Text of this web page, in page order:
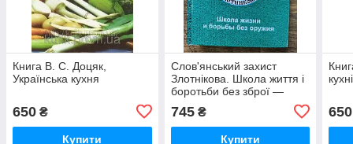
Книга В. С. Доцяк,
Українська кухня
650 ₴
Купити
Слов'янський захист
Злотнікова. Школа життя і
боротьби без зброї —
745₴
Купити
кухні
650